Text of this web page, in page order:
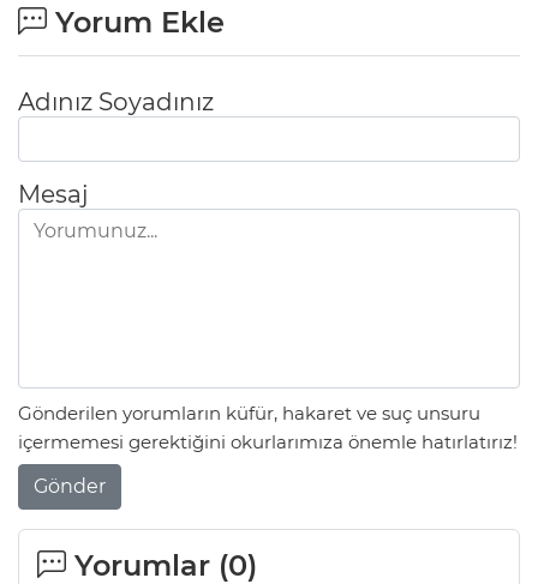
Yorum Ekle
Adınız Soyadınız
Mesaj
Gönderilen yorumların küfür, hakaret ve suç unsuru
içermemesi gerektiğini okurlarımıza önemle hatırlatırız!
Gönder
Yorumlar (0)